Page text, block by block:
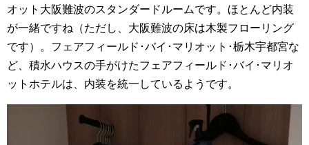
オット大阪難波のスタンダードルームです。ほとんど内装
が一緒ですね（ただし、大阪難波の床は木製フローリング
です）。フェアフィールド･バイ･マリオット･栃木宇都宮な
ど、積水ハウスの手がけたフェアフィールド･バイ･マリオ
ットホテルは、内装を統一しているようです。